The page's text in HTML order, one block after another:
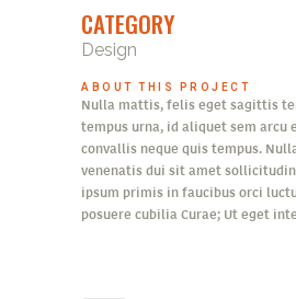
CATEGORY
Design
ABOUT THIS PROJECT
Nulla mattis, felis eget sagittis
tempus urna, id aliquet sem arcu
convallis neque quis tempus.
venenatis dui sit amet
ipsum primis in faucibus orci
posuere cubilia Curae; Ut eget